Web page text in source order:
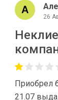
26
Приобрел
21.07